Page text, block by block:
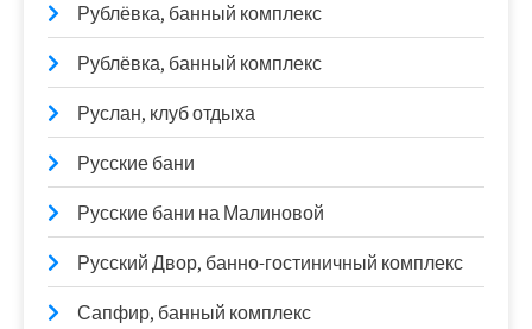
Рублёвка, банный комплекс
Рублёвка, банный комплекс
Руслан, клуб отдыха
Русские бани
Русские бани на Малиновой
Русский Двор, банно-гостиничный комплекс
Сапфир, банный комплекс